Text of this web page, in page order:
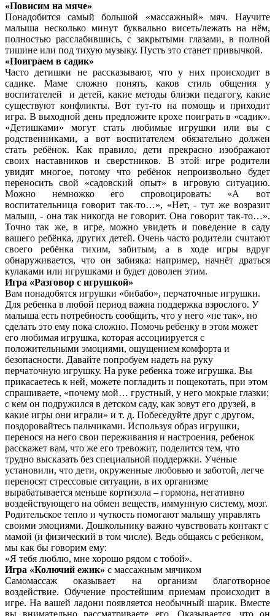
«Повисим на мяче»
Понадобится самый большой «массажный» мяч. Научите
малыша несколько минут буквально висеть/лежать на нём,
полностью расслабившись, с закрытыми глазами, в полной
тишине или под тихую музыку. Пусть это станет привычкой.
«Поиграем в садик»
Часто детишки не рассказывают, что у них происходит в
садике. Маме сложно понять, каков стиль общения у
воспитателей и детей, какие методы близки педагогу, какие
существуют конфликты. Вот тут-то на помощь и приходит
игра. В выходной день предложите крохе поиграть в «садик».
«Детишками» могут стать любимые игрушки или вы с
родственниками, а вот воспитателем обязательно должен
стать ребёнок. Как правило, дети прекрасно изображают
своих наставников и сверстников. В этой игре родители
увидят многое, потому что ребёнок непроизвольно будет
переносить свой «садовский опыт» в игровую ситуацию.
Можно немножко его спровоцировать: «А вот
воспитательница говорит так-то…», «Нет, - тут же возразит
малыш, - она так никогда не говорит. Она говорит так-то…».
Точно так же, в игре, можно увидеть и поведение в саду
вашего ребёнка, других детей. Очень часто родители считают
своего ребёнка тихим, забитым, а в ходе игры вдруг
обнаруживается, что он забияка: например, начнёт драться
кулаками или игрушками и будет доволен этим.
Игра «Разговор с игрушкой»
Вам понадобятся игрушки «бибабо», перчаточные игрушки.
Для ребенка в любой период важна поддержка взрослого. У
малыша есть потребность сообщить, что у него «не так», но
сделать это ему пока сложно. Помочь ребенку в этом может
его любимая игрушка, которая ассоциируется с
положительными эмоциями, ощущением комфорта и
безопасности. Давайте попробуем надеть на руку
перчаточную игрушку. На руке ребенка тоже игрушка. Вы
прикасаетесь к ней, можете погладить и пощекотать, при этом
спрашиваете, «почему мой… грустный, у него мокрые глазки;
с кем он подружился в детском саду, как зовут его друзей, в
какие игры они играли» и т. д. Побеседуйте друг с другом,
поздоровайтесь пальчиками. Используя образ игрушки,
перенося на него свои переживания и настроения, ребенок
расскажет вам, что же его тревожит, поделится тем, что
трудно высказать без специальной поддержки. Ученые
установили, что дети, окруженные любовью и заботой, легче
переносят стрессовые ситуации, в их организме
вырабатывается меньше кортизола – гормона, негативно
воздействующего на обмен веществ, иммунную систему, мозг.
Родительское тепло и чуткость помогают малышу управлять
своими эмоциями. Дошкольнику важно чувствовать контакт с
мамой (и физический в том числе). Ведь общаясь с ребенком,
мы как бы говорим ему:
«Я тебя люблю, мне хорошо рядом с тобой».
Игра «Колючий ежик» с массажным мячиком
Самомассаж оказывает на организм благотворное
воздействие. Обучение простейшим приемам происходит в
игре. На вашей ладони появляется необычный шарик. Вместе